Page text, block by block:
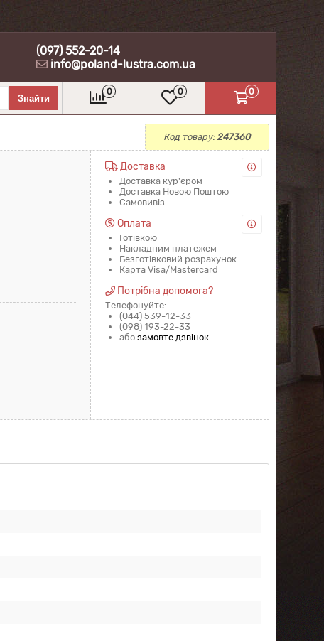
(097) 552-20-14
info@poland-lustra.com.ua
0 0 0
Код товару:247360
Доставка
Доставка кур'єром
Доставка Новою Поштою
Самовивіз
Оплата
Готівкою
Накладним платежем
Безготівковий розрахунок
Карта Visa/Mastercard
Потрібна допомога?
Телефонуйте:
(044) 539-12-33
(098) 193-22-33
абозамовте дзвінок